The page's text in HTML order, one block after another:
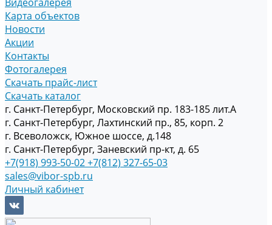
Карта объектов
Новости
Акции
Контакты
Фотогалерея
Скачать прайс-лист
Скачать каталог
г. Санкт-Петербург, Московский пр. 183-185 лит.А
г. Санкт-Петербург, Лахтинский пр., 85, корп. 2
г. Всеволожск, Южное шоссе, д.148
г. Санкт-Петербург, Заневский пр-кт, д. 65
+7(918) 993-50-02+7(812) 327-65-03
sales@vibor-spb.ru
Личный кабинет